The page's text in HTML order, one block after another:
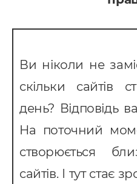
Ви ніколи не
скільки сайтів
день? Відповідь
На поточний
створюється
сайтів. І тут стає